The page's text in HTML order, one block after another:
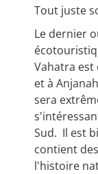
Tout juste
Le dernier
Vahatra est
et à
sera
Sud. Il est
contient
l'histoire